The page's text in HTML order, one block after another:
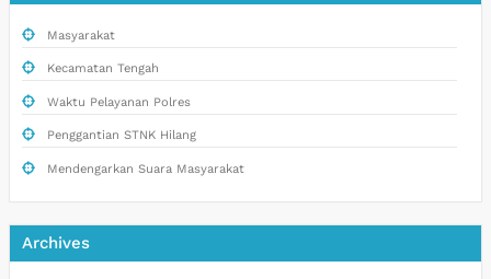
Masyarakat
Kecamatan Tengah
Waktu Pelayanan Polres
Penggantian STNK Hilang
Mendengarkan Suara Masyarakat
Archives